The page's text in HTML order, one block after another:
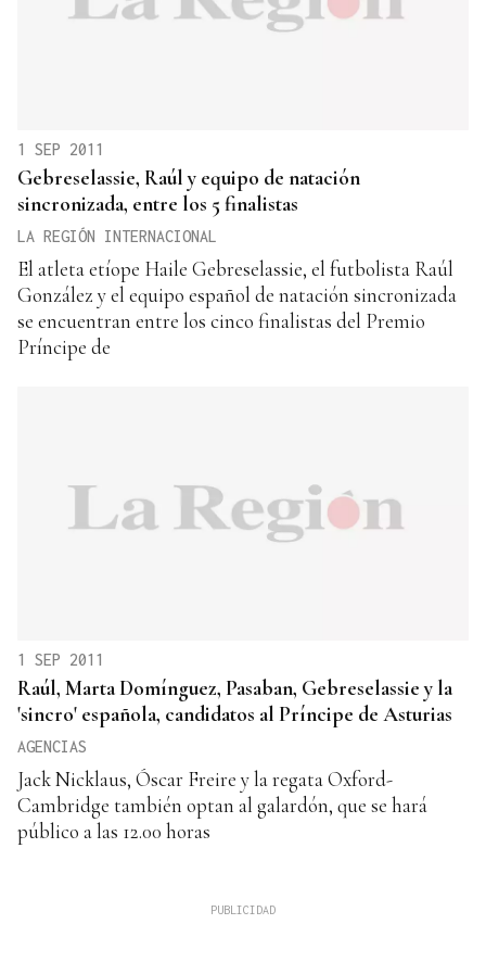
1 SEP 2011
Gebreselassie, Raúl y equipo de natación
sincronizada, entre los 5 finalistas
LA REGIÓN INTERNACIONAL
El atleta etíope Haile Gebreselassie, el futbolista Raúl
González y el equipo español de natación sincronizada
se encuentran entre los cinco finalistas del Premio
Príncipe de
1 SEP 2011
Raúl, Marta Domínguez, Pasaban, Gebreselassie y la
'sincro' española, candidatos al Príncipe de Asturias
AGENCIAS
Jack Nicklaus, Óscar Freire y la regata Oxford-
Cambridge también optan al galardón, que se hará
público a las 12.00 horas